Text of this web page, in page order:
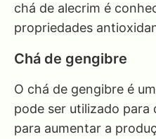
chá de alecrim é
propriedades
Chá de gengibre
O chá de gengibre é
pode ser utilizado para
para aumentar a